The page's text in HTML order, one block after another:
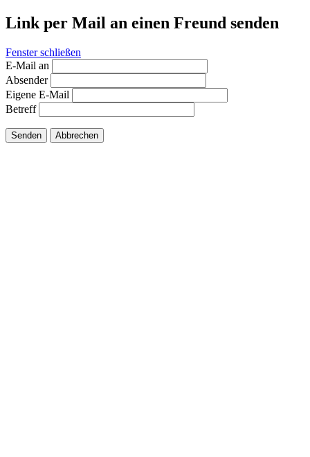
Link per Mail an einen Freund senden
Fenster schließen
E-Mail an
Absender
Eigene E-Mail
Betreff
Senden Abbrechen